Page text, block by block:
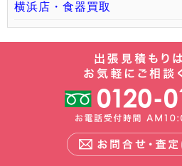
横浜店・食器買取